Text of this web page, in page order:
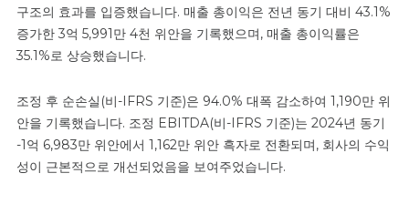
구조의 효과를 입증했습니다. 매출 총이익은 전년 동기 대비 43.1%
증가한 3억 5,991만 4천 위안을 기록했으며, 매출 총이익률은
35.1%로 상승했습니다.
조정 후 순손실(비-IFRS 기준)은 94.0% 대폭 감소하여 1,190만 위
안을 기록했습니다. 조정 EBITDA(비-IFRS 기준)는 2024년 동기
-1억 6,983만 위안에서 1,162만 위안 흑자로 전환되며, 회사의 수익
성이 근본적으로 개선되었음을 보여주었습니다.